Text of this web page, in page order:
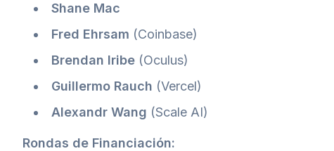
Shane Mac
Fred Ehrsam (Coinbase)
Brendan Iribe (Oculus)
Guillermo Rauch (Vercel)
Alexandr Wang (Scale AI)
Rondas de Financiación: